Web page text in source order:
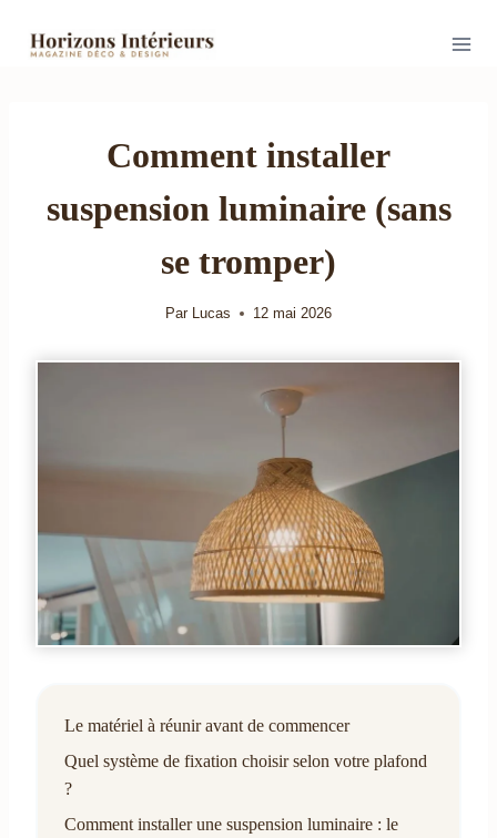
Comment installer
suspension luminaire (sans
se tromper)
Par Lucas 12 mai 2026
Le matériel à réunir avant de commencer
Quel système de fixation choisir selon votre plafond
?
Comment installer une suspension luminaire : le